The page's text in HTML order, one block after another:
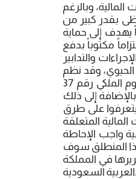
وبالرغم
بقدر كبير من
يهدف إلى حماية
مكتوباً بدفع
والتدابير
الحيوي، وقد نظم
الصادر بموجب المرسوم الملكي رقم 37
وبالإضافة إلى ذلك
يتعرفوا على طرق
المالية المتعلقة
واجب الإحاطة
هذا المنطلق سوف
في المملكة
العربية السعودية.